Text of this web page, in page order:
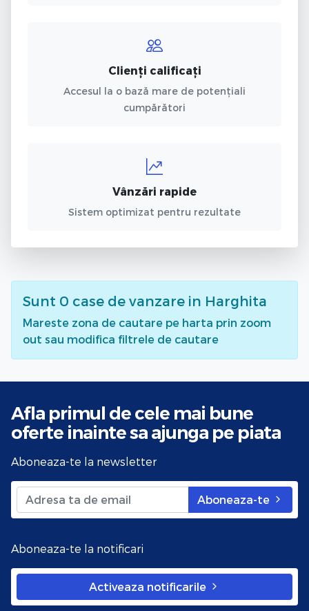
Clienți calificați
Accesul la o bază mare de potențiali
cumpărători
Vânzări rapide
Sistem optimizat pentru rezultate
Sunt 0 case de vanzare in Harghita
Mareste zona de cautare pe harta prin zoom
out sau modifica filtrele de cautare
Afla primul de cele mai bune
oferte inainte sa ajunga pe piata
Aboneaza-te la newsletter
Aboneaza-te
Aboneaza-te la notificari
Activeaza notificarile